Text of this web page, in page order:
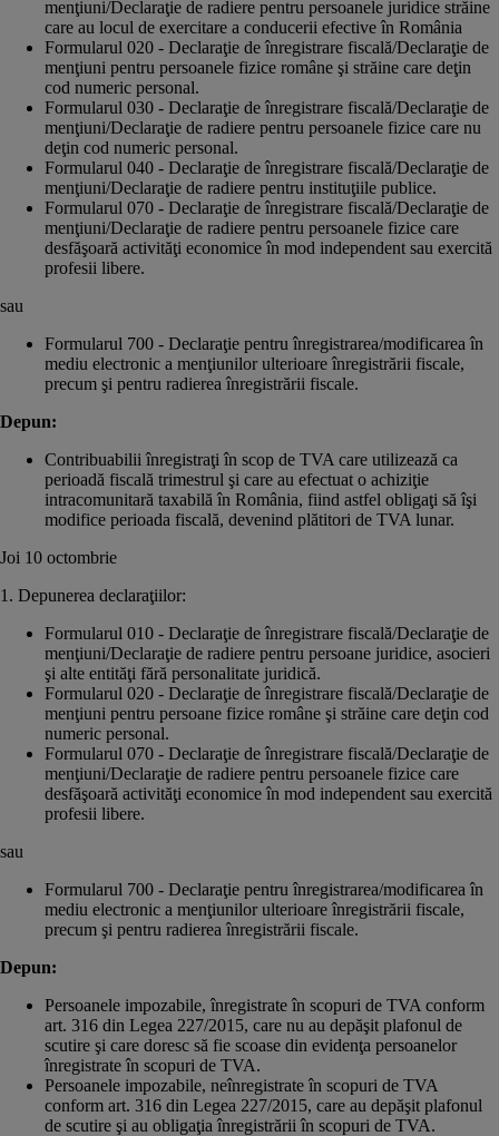
menţiuni/Declaraţie de radiere pentru persoanele juridice străine
care au locul de exercitare a conducerii efective în România
Formularul 020 - Declaraţie de înregistrare fiscală/Declaraţie de
menţiuni pentru persoanele fizice române şi străine care deţin
cod numeric personal.
Formularul 030 - Declaraţie de înregistrare fiscală/Declaraţie de
menţiuni/Declaraţie de radiere pentru persoanele fizice care nu
deţin cod numeric personal.
Formularul 040 - Declaraţie de înregistrare fiscală/Declaraţie de
menţiuni/Declaraţie de radiere pentru instituţiile publice.
Formularul 070 - Declaraţie de înregistrare fiscală/Declaraţie de
menţiuni/Declaraţie de radiere pentru persoanele fizice care
desfăşoară activităţi economice în mod independent sau exercită
profesii libere.
sau
Formularul 700 - Declaraţie pentru înregistrarea/modificarea în
mediu electronic a menţiunilor ulterioare înregistrării fiscale,
precum şi pentru radierea înregistrării fiscale.
Depun:
Contribuabilii înregistraţi în scop de TVA care utilizează ca
perioadă fiscală trimestrul şi care au efectuat o achiziţie
intracomunitară taxabilă în România, fiind astfel obligaţi să îşi
modifice perioada fiscală, devenind plătitori de TVA lunar.
Joi 10 octombrie
1. Depunerea declaraţiilor:
Formularul 010 - Declaraţie de înregistrare fiscală/Declaraţie de
menţiuni/Declaraţie de radiere pentru persoane juridice, asocieri
şi alte entităţi fără personalitate juridică.
Formularul 020 - Declaraţie de înregistrare fiscală/Declaraţie de
menţiuni pentru persoane fizice române şi străine care deţin cod
numeric personal.
Formularul 070 - Declaraţie de înregistrare fiscală/Declaraţie de
menţiuni/Declaraţie de radiere pentru persoanele fizice care
desfăşoară activităţi economice în mod independent sau exercită
profesii libere.
sau
Formularul 700 - Declaraţie pentru înregistrarea/modificarea în
mediu electronic a menţiunilor ulterioare înregistrării fiscale,
precum şi pentru radierea înregistrării fiscale.
Depun:
Persoanele impozabile, înregistrate în scopuri de TVA conform
art. 316 din Legea 227/2015, care nu au depăşit plafonul de
scutire şi care doresc să fie scoase din evidenţa persoanelor
înregistrate în scopuri de TVA.
Persoanele impozabile, neînregistrate în scopuri de TVA
conform art. 316 din Legea 227/2015, care au depăşit plafonul
de scutire şi au obligaţia înregistrării în scopuri de TVA.